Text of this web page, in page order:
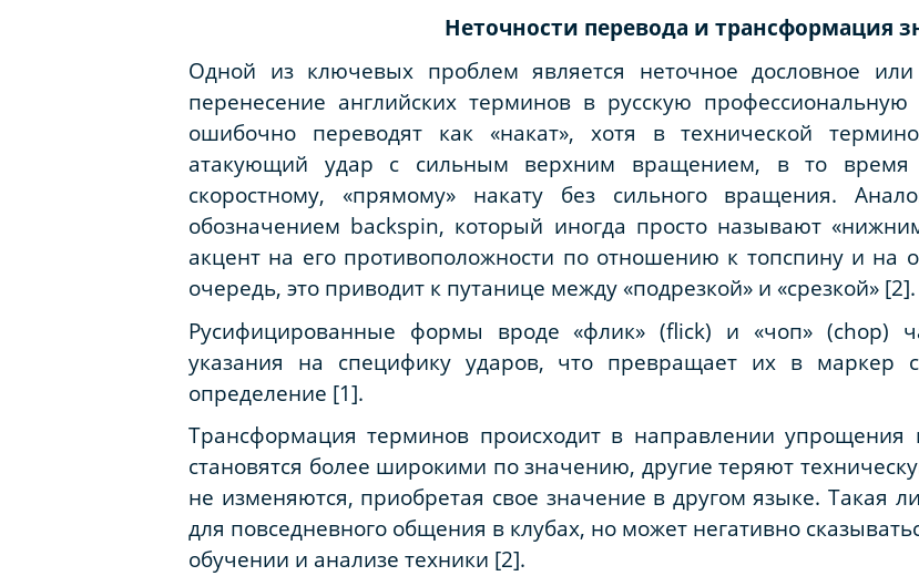
Неточности перевода и трансформация
Одной из ключевых проблем является неточное дословное или
перенесение английских терминов в русскую
ошибочно переводят как «накат», хотя в технической
атакующий удар с сильным верхним вращением, в то время
скоростному, «прямому» накату без сильного вращения.
обозначением backspin, который иногда просто называют
акцент на его противоположности по отношению к топспину и на
очередь, это приводит к путанице между «подрезкой» и «срезкой» [2].
Русифицированные формы вроде «флик» (flick) и «чоп» (chop)
указания на специфику ударов, что превращает их в маркер
определение [1].
Трансформация терминов происходит в направлении
становятся более широкими по значению, другие теряют
не изменяются, приобретая свое значение в другом языке. Такая
для повседневного общения в клубах, но может негативно
обучении и анализе техники [2].